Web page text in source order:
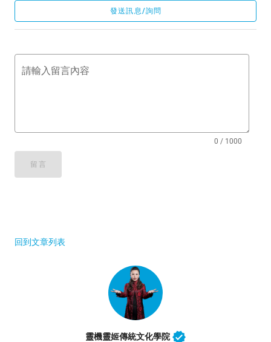
發送訊息/詢問
請輸入留言內容
0 / 1000
留言
回到文章列表
靈機靈姬傳統文化學院